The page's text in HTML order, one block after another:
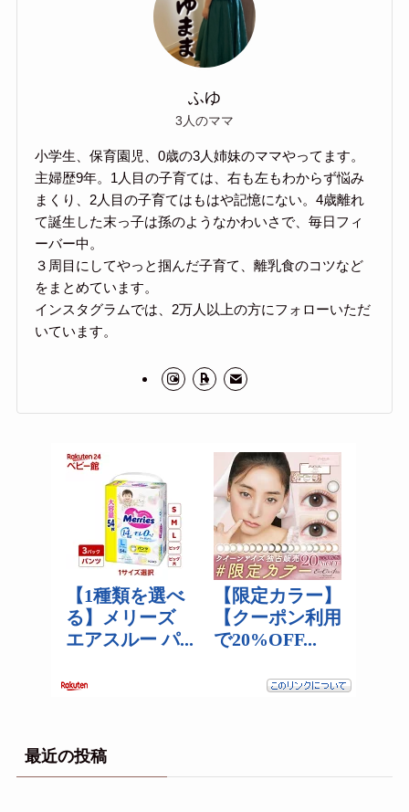
ふゆ
3人のママ
小学生、保育園児、0歳の3人姉妹のママやってます。
主婦歴9年。1人目の子育ては、右も左もわからず悩み
まくり、2人目の子育てはもはや記憶にない。4歳離れ
て誕生した末っ子は孫のようなかわいさで、毎日フィ
ーバー中。
３周目にしてやっと掴んだ子育て、離乳食のコツなど
をまとめています。
インスタグラムでは、2万人以上の方にフォローいただ
いています。
最近の投稿